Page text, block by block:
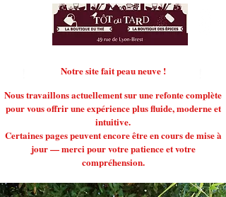
Nous travaillons actuellement sur une refonte complète
pour vous offrir une expérience plus fluide, moderne et
intuitive.
Certaines pages peuvent encore être en cours de mise à
jour — merci pour votre patience et votre
compréhension.
Notre site fait peau neuve !